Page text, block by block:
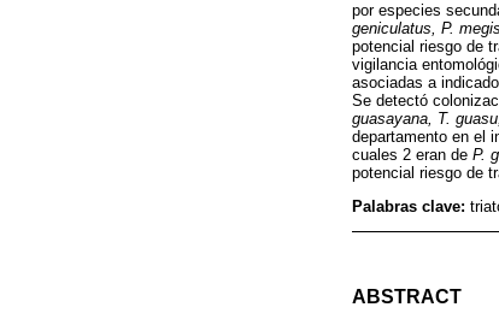
por especies
geniculatus, P.
potencial riesgo de
vigilancia
asociadas a
Se detectó
guasayana, T.
departamento en el
cuales 2 eran de P.
potencial riesgo de
Palabras clave:
ABSTRACT